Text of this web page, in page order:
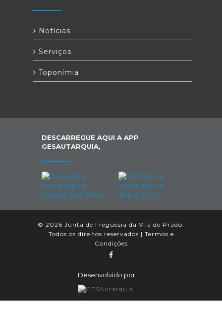
Notícias
Serviços
Toponímia
DESCARREGUE AQUI A APP
GESAUTARQUIA,
© 2026 Junta de Freguesia da Vila de Prado.
Todos os direitos reservados | Termos e
Condições
Desenvolvido por: